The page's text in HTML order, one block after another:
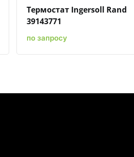
Термостат Ingersoll Rand
39143771
по запросу